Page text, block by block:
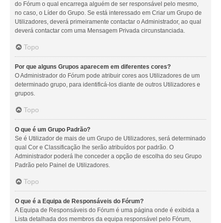
do Fórum o qual encarrega alguém de ser responsável pelo mesmo,
no caso, o Líder do Grupo. Se está interessado em Criar um Grupo de
Utilizadores, deverá primeiramente contactar o Administrador, ao qual
deverá contactar com uma Mensagem Privada circunstanciada.
Topo
Por que alguns Grupos aparecem em diferentes cores?
O Administrador do Fórum pode atribuir cores aos Utilizadores de um
determinado grupo, para identificá-los diante de outros Utilizadores e
grupos.
Topo
O que é um Grupo Padrão?
Se é Utilizador de mais de um Grupo de Utilizadores, será determinado
qual Cor e Classificação lhe serão atribuídos por padrão. O
Administrador poderá lhe conceder a opção de escolha do seu Grupo
Padrão pelo Painel de Utilizadores.
Topo
O que é a Equipa de Responsáveis do Fórum?
A Equipa de Responsáveis do Fórum é uma página onde é exibida a
Lista detalhada dos membros da equipa responsável pelo Fórum,